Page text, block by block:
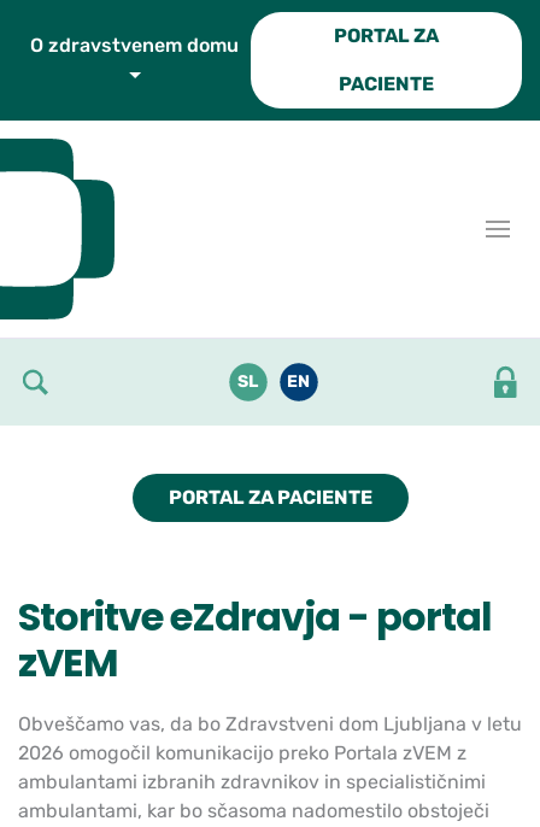
PORTAL ZA
PACIENTE
SL EN
PORTAL ZA PACIENTE
Storitve eZdravja - portal
zVEM
Obveščamo vas, da bo Zdravstveni dom Ljubljana v letu
2026 omogočil komunikacijo preko Portala zVEM z
ambulantami izbranih zdravnikov in specialističnimi
ambulantami, kar bo sčasoma nadomestilo obstoječi